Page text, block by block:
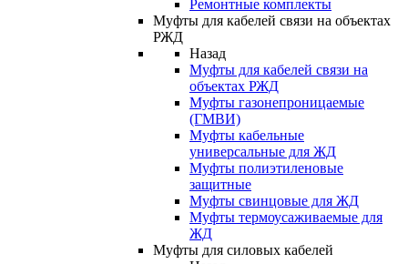
Ремонтные комплекты
Муфты для кабелей связи на объектах
РЖД
Назад
Муфты для кабелей связи на
объектах РЖД
Муфты газонепроницаемые
(ГМВИ)
Муфты кабельные
универсальные для ЖД
Муфты полиэтиленовые
защитные
Муфты свинцовые для ЖД
Муфты термоусаживаемые для
ЖД
Муфты для силовых кабелей